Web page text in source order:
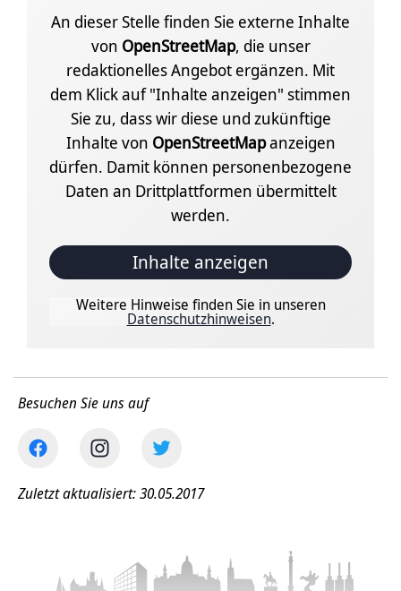
An dieser Stelle finden Sie externe Inhalte
von OpenStreetMap, die unser
redaktionelles Angebot ergänzen. Mit
dem Klick auf "Inhalte anzeigen" stimmen
Sie zu, dass wir diese und zukünftige
Inhalte von OpenStreetMapanzeigen
dürfen. Damit können personenbezogene
Daten an Drittplattformen übermittelt
werden.
Inhalte anzeigen
Weitere Hinweise finden Sie in unseren
Datenschutzhinweisen.
Besuchen Sie uns auf
Zuletzt aktualisiert: 30.05.2017